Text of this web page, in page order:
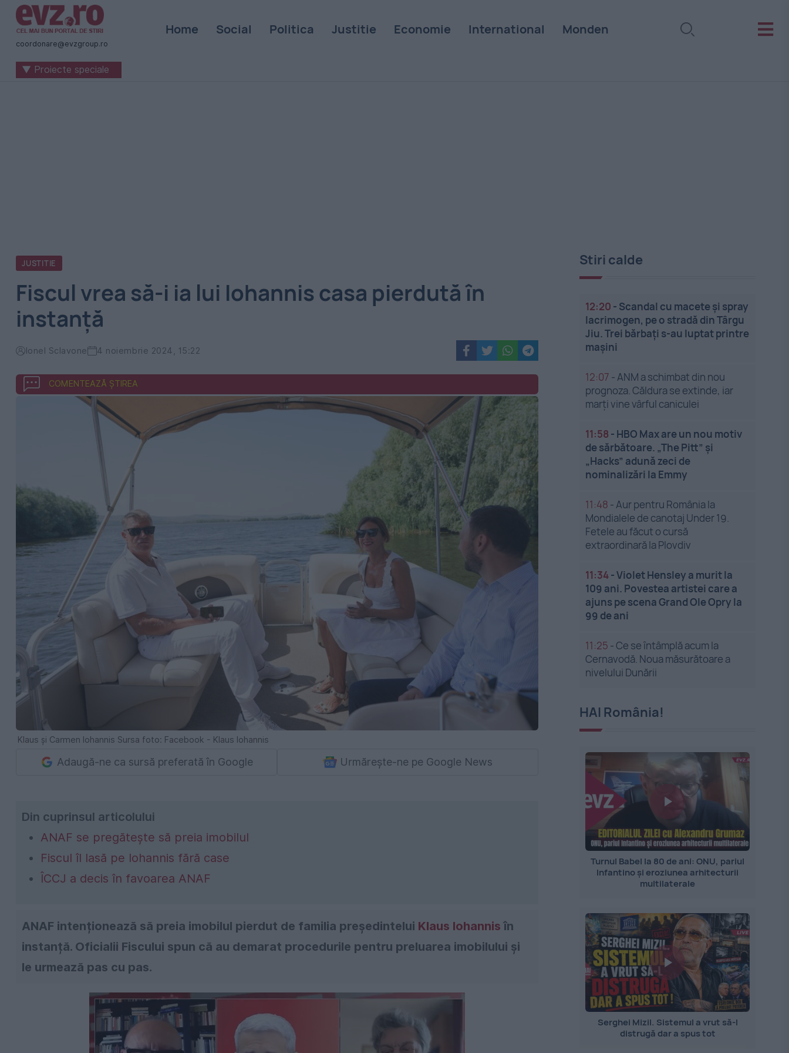
Știri
naționale
internaționale
coordonare@evzgroup.ro
Home Social Politica Justitie Economie International Monden
▼ Proiecte speciale
JUSTITIE
Fiscul vrea să-i ia lui Iohannis casa pierdută în
instanță
Ionel Sclavone 4 noiembrie 2024, 15:22
COMENTEAZĂ ȘTIREA
Klaus și Carmen Iohannis Sursa foto: Facebook - Klaus Iohannis
Adaugă-ne ca sursă preferată în Google Urmărește-ne pe Google News
Din cuprinsul articolului
ANAF se pregătește să preia imobilul
Fiscul îl lasă pe Iohannis fără case
ÎCCJ a decis în favoarea ANAF
ANAF intenționează să preia imobilul pierdut de familia președintelui Klaus Iohannis în
instanță. Oficialii Fiscului spun că au demarat procedurile pentru preluarea imobilului și
le urmează pas cu pas.
Stiri calde
12:20 - Scandal cu macete și spray
lacrimogen, pe o stradă din Târgu
Jiu. Trei bărbați s-au luptat printre
mașini
12:07 -ANM a schimbat din nou
prognoza. Căldura se extinde, iar
marți vine vârful caniculei
11:58 - HBO Max are un nou motiv
de sărbătoare. „The Pitt” și
„Hacks” adună zeci de
nominalizări la Emmy
11:48 -Aur pentru România la
Mondialele de canotaj Under 19.
Fetele au făcut o cursă
extraordinară la Plovdiv
11:34-Violet Hensley a murit la
109 ani. Povestea artistei care a
ajuns pe scena Grand Ole Opry la
99 de ani
11:25 -Ce se întâmplă acum la
Cernavodă. Noua măsurătoare a
nivelului Dunării
HAI România!
Turnul Babel la 80 de ani: ONU, pariul
Infantino și eroziunea arhitecturii
multilaterale
Serghei Mizil. Sistemul a vrut să-l
distrugă dar a spus tot